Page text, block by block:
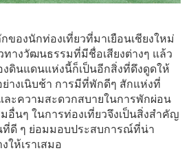
องนักท่องเที่ยวที่มาเยือนเชียงใหม่
ทางวัฒนธรรมที่มีชื่อเสียงต่างๆ แล้ว
ดินแดนแห่งนี้ก็เป็นอีกสิ่งที่ดึงดูดให้
างเนิบช้า การมีที่พักดีๆ สักแห่งที่
ละความสะดวกสบายในการพักผ่อน
อื่นๆ ในการท่องเที่ยวจึงเป็นสิ่งสำคัญ
ที่ดี ๆ ย่อมมอบประสบการณ์ที่น่า
ให้เราเสมอ